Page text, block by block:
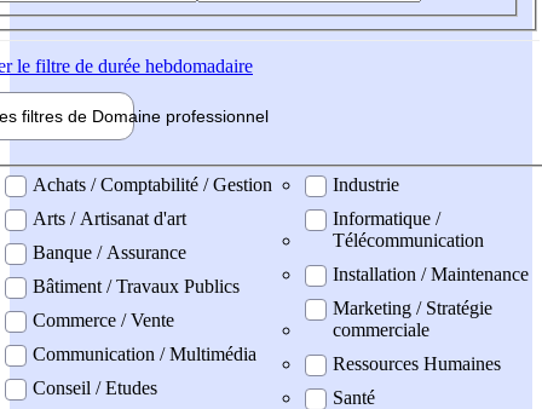
le filtre de durée hebdomadaire
filtres de Domaine professionnel
professionel
Achats / Comptabilité / Gestion
Arts / Artisanat d'art
Banque / Assurance
Bâtiment / Travaux Publics
Commerce / Vente
Communication / Multimédia
Conseil / Etudes
Industrie
Informatique /
Télécommunication
Installation / Maintenance
Marketing / Stratégie
commerciale
Ressources Humaines
Santé